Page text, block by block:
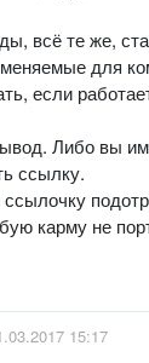
всё те же,
для
если
Либо вы
ссылку.
ссылочку
карму не
15:17